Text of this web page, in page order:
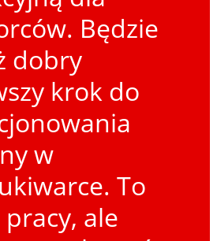
Będzie
dobry
krok do
w
To
ale